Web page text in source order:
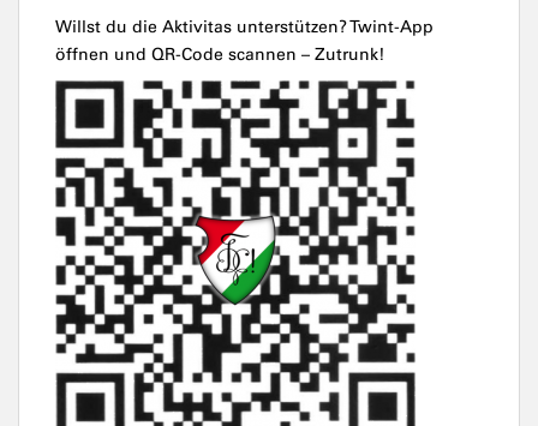
Willst du die Aktivitas unterstützen? Twint-App
öffnen und QR-Code scannen – Zutrunk!